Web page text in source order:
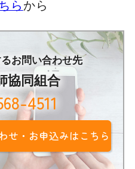
ら から
お問い合わせ先
協同組合
4511
せ・お申込みはこちら